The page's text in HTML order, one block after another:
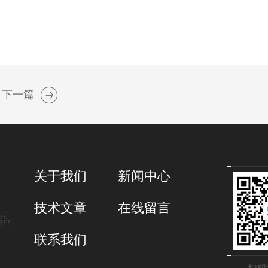
下一篇
关于我们 新闻中心
技术文章 在线留言
联系我们